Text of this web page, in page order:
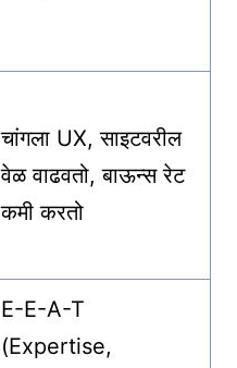
चांगला UX, साइटवरील
वेळ वाढवतो, बाऊन्स रेट
कमी करतो
E-E-A-T
(Expertise,